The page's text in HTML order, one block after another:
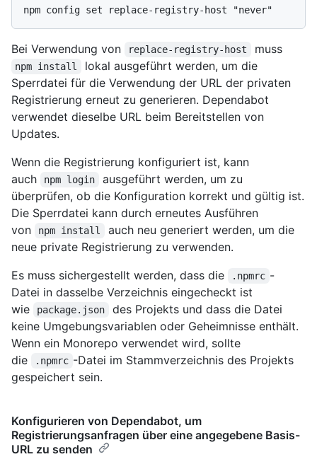
Bei Verwendung von replace-registry-host muss
npm install
lokal ausgeführt werden, um die
Sperrdatei für die Verwendung der URL der privaten
Registrierung erneut zu generieren. Dependabot
verwendet dieselbe URL beim Bereitstellen von
Updates.
Wenn die Registrierung konfiguriert ist, kann
auch
npm login
ausgeführt werden, um zu
überprüfen, ob die Konfiguration korrekt und gültig ist.
Die Sperrdatei kann durch erneutes Ausführen
von
npm install
auch neu generiert werden, um die
neue private Registrierung zu verwenden.
Es muss sichergestellt werden, dass die
.npmrc -
Datei in dasselbe Verzeichnis eingecheckt ist
wie
package.json
des Projekts und dass die Datei
keine Umgebungsvariablen oder Geheimnisse enthält.
Wenn ein Monorepo verwendet wird, sollte
die
.npmrc -Datei im Stammverzeichnis des Projekts
gespeichert sein.
Konfigurieren von Dependabot, um
Registrierungsanfragen über eine angegebene Basis-
URL zu senden